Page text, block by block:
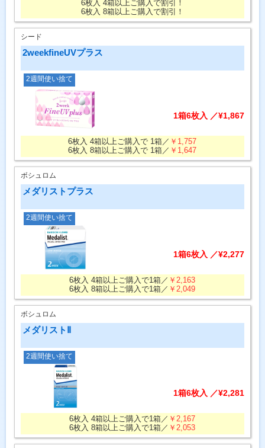
6枚入 4箱以上ご購入で割引！
6枚入 8箱以上ご購入で割引！
シード
2weekfineUVプラス
2週間使い捨て
1箱6枚入 ／¥1,867
6枚入 4箱以上ご購入で 1箱／ ￥1,757
6枚入 8箱以上ご購入で 1箱／ ￥1,647
ボシュロム
メダリストプラス
2週間使い捨て
1箱6枚入 ／¥2,277
6枚入 4箱以上ご購入で1箱／ ￥2,163
6枚入 8箱以上ご購入で1箱／ ￥2,049
ボシュロム
メダリストⅡ
2週間使い捨て
1箱6枚入 ／¥2,281
6枚入 4箱以上ご購入で1箱／ ￥2,167
6枚入 8箱以上ご購入で1箱／ ￥2,053